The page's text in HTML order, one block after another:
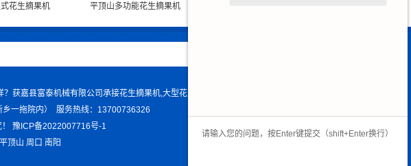
花生摘果机 平顶山多功能花生摘果机
嘉县富泰机械有限公司承接花生摘果机,大型花生摘果机,干湿花生摘果机等产品.
一拖院内） 服务热线：13700736326
豫ICP备2022007716号-1
平顶山 周口 南阳